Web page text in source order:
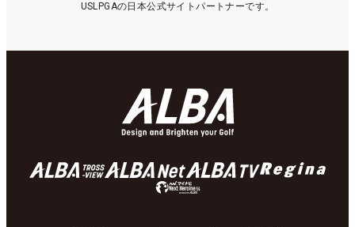
USLPGAの日本公式サイトパートナーです。